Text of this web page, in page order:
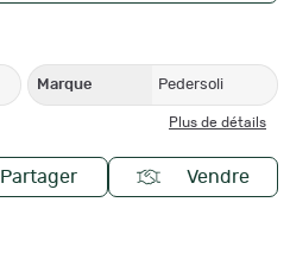
Marque Pedersoli
Plus de détails
Partager Vendre